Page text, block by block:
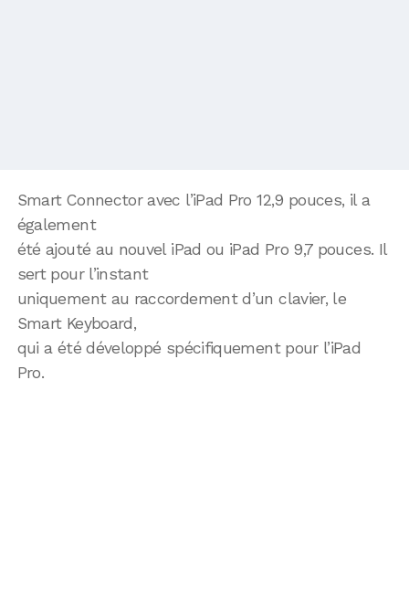
Smart Connector avec l’iPad Pro 12,9 pouces, il a
également
été ajouté au nouvel iPad ou iPad Pro 9,7 pouces. Il
sert pour l’instant
uniquement au raccordement d’un clavier, le
Smart Keyboard,
qui a été développé spécifiquement pour l’iPad
Pro.